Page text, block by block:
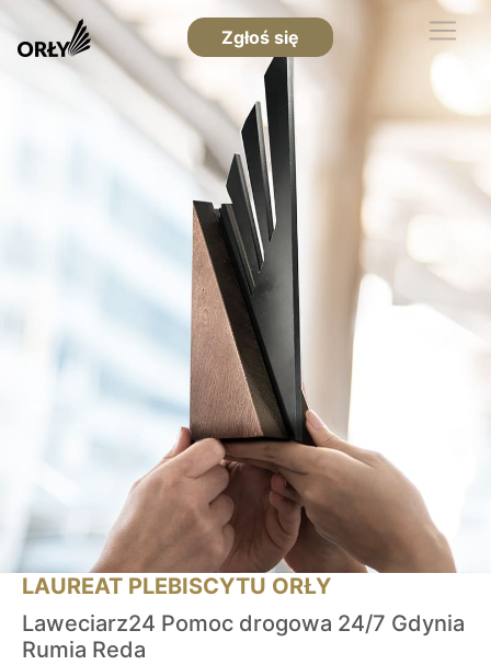
Zgłoś się
LAUREAT PLEBISCYTU ORŁY
Laweciarz24 Pomoc drogowa 24/7 Gdynia
Rumia Reda